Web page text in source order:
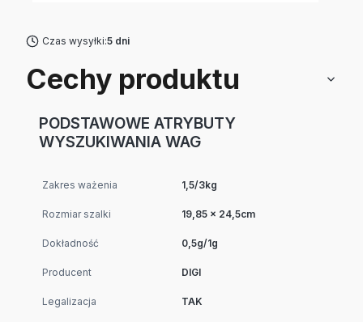
Czas wysyłki:5 dni
Cechy produktu
PODSTAWOWE ATRYBUTY
WYSZUKIWANIA WAG
Zakres ważenia 1,5/3kg
Rozmiar szalki 19,85 x 24,5cm
Dokładność 0,5g/1g
Producent DIGI
Legalizacja TAK